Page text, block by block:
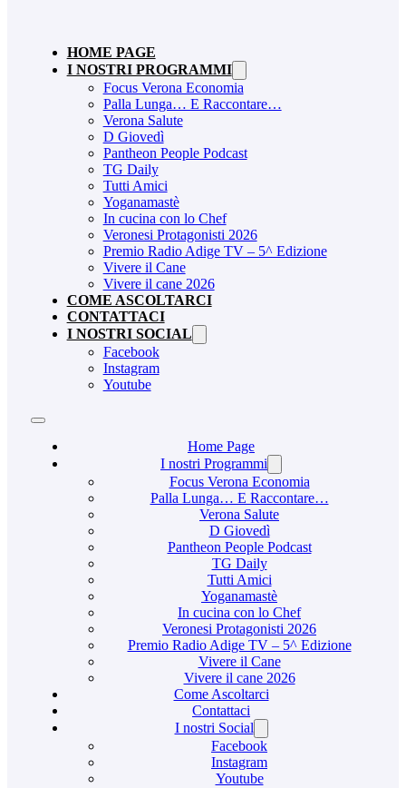
HOME PAGE
I NOSTRI PROGRAMMI
Focus Verona Economia
Palla Lunga… E Raccontare…
Verona Salute
D Giovedì
Pantheon People Podcast
TG Daily
Tutti Amici
Yoganamastè
In cucina con lo Chef
Veronesi Protagonisti 2026
Premio Radio Adige TV – 5^ Edizione
Vivere il Cane
Vivere il cane 2026
COME ASCOLTARCI
CONTATTACI
I NOSTRI SOCIAL
Facebook
Instagram
Youtube
Home Page
I nostri Programmi
Focus Verona Economia
Palla Lunga… E Raccontare…
Verona Salute
D Giovedì
Pantheon People Podcast
TG Daily
Tutti Amici
Yoganamastè
In cucina con lo Chef
Veronesi Protagonisti 2026
Premio Radio Adige TV – 5^ Edizione
Vivere il Cane
Vivere il cane 2026
Come Ascoltarci
Contattaci
I nostri Social
Facebook
Instagram
Youtube